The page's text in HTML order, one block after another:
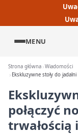
MENU
Strona główna Wiadomości
Ekskluzywne stoły do
połączyć
trwałością